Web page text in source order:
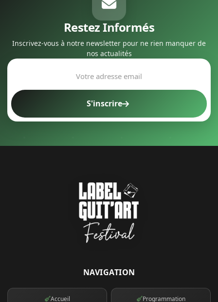
Restez Informés
Inscrivez-vous à notre newsletter pour ne rien manquer de
nos actualités
S'inscrire
NAVIGATION
Accueil Programmation